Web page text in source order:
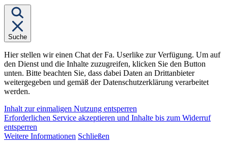
Suche
Hier stellen wir einen Chat der Fa. Userlike zur Verfügung. Um auf
den Dienst und die Inhalte zuzugreifen, klicken Sie den Button
unten. Bitte beachten Sie, dass dabei Daten an Drittanbieter
weitergegeben und gemäß der Datenschutzerklärung verarbeitet
werden.
Inhalt zur einmaligen Nutzung entsperren
Erforderlichen Service akzeptieren und Inhalte bis zum Widerruf
entsperren
Weitere Informationen Schließen